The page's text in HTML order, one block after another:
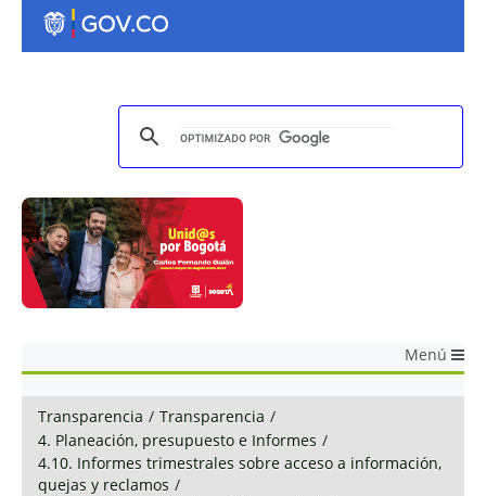
Menú
Transparencia / Transparencia /
4. Planeación, presupuesto e Informes /
4.10. Informes trimestrales sobre acceso a información,
quejas y reclamos /